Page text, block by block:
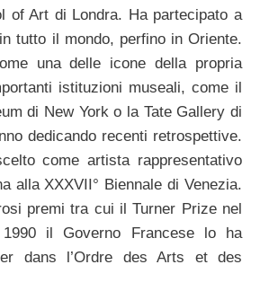
of Art di Londra. Ha partecipato a
tutto il mondo, perfino in Oriente.
una delle icone della propria
istituzioni museali, come il
di New York o la Tate Gallery di
dedicando recenti retrospettive.
come artista rappresentativo
alla XXXVII° Biennale di Venezia.
premi tra cui il Turner Prize nel
il Governo Francese lo ha
dans l’Ordre des Arts et des